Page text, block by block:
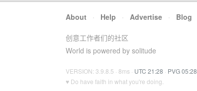
About · Help · Advertise · Blog
创意工作者们的社区
World is powered by solitude
VERSION: 3.9.8.5 · 8ms · UTC 21:28 · PVG 05:28
♥ Do have faith in what you're doing.